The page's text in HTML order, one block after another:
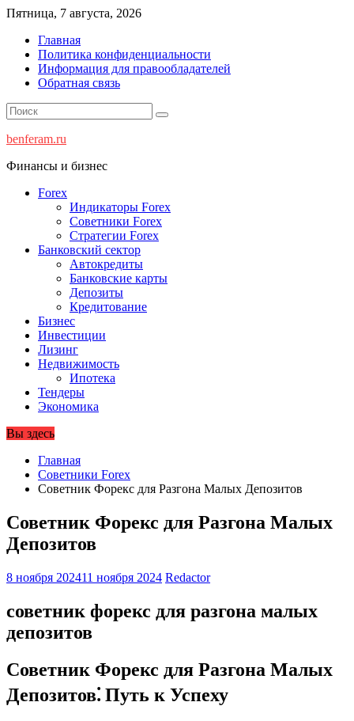
Перейти
содержимому
Пятница, 7 августа, 2026
Главная
Политика конфиденциальности
Информация для правообладателей
Обратная связь
benferam.ru
Финансы и бизнес
Forex
Индикаторы Forex
Советники Forex
Стратегии Forex
Банковский сектор
Автокредиты
Банковские карты
Депозиты
Кредитование
Бизнес
Инвестиции
Лизинг
Недвижимость
Ипотека
Тендеры
Экономика
Вы здесь
Главная
Советники Forex
Советник Форекс для Разгона Малых Депозитов
Советник Форекс для Разгона Малых
Депозитов
8 ноября 202411 ноября 2024 Redactor
советник форекс для разгона малых
депозитов
Советник Форекс для Разгона Малых
Депозитов⁚ Путь к Успеху